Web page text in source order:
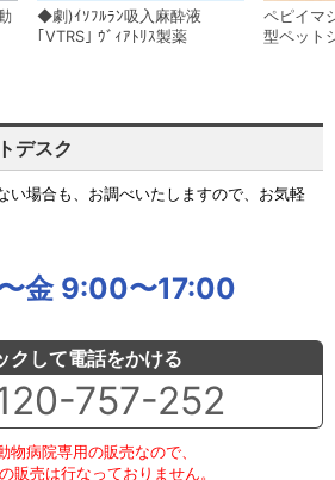
◆劇)ｲｿﾌﾙﾗﾝ吸入麻酔液
｢VTRS｣ ｳﾞｨｱﾄﾘｽ製薬
ペピイマ
型ペット
デスク
い場合も、お調べいたしますので、お気軽
金 9:00〜17:00
クして電話をかける
757-252
物病院専用の販売なので、
販売は行なっておりません。